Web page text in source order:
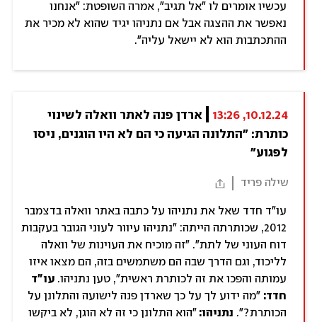
עכשיו אומרים לו "אל תגיב", אמרה השופטת: "אנחנו
נאפשר את ההצגה אבל אם נתניהו יגיד שהוא לא מכיר את
ההתכתבות הוא לא יישאל עליה".
10.12.24, 13:26
כותרת: "התלונה הגיעה כי הם לא היו הוגנים, ניסו
לפגוע"
שילה פריד
עו"ד חדד שאל את נתניהו על כתבה באתר וואלה בדצמבר
2012, שכותרתה הייתה: "נתניהו עיוור לעוני הגובר בעקבות
דוח העוני של לתת". "זה מוכיח את העוינות של וואלה
לליכוד, וגם הדרך שבה הם משתמשים בזה, הם מצאו איזו
עמותה והפכו את זה לכותרת ראשית", טען נתניהו. עו"ד
חדד: "מה ידוע לך על כך שארדן פנה לישועה והתלונן על
הכותרת?". נתניהו: "הוא התלונן כי זה לא הוגן, לא ביקשו